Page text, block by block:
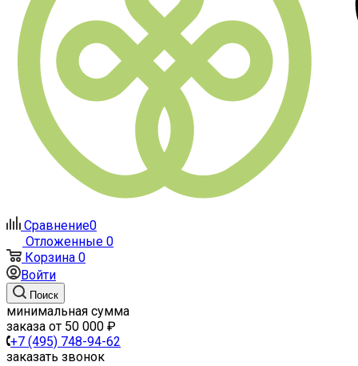
Сравнение0
Отложенные 0
Корзина 0
Войти
Поиск
минимальная сумма
заказа от 50 000 ₽
+7 (495) 748-94-62
заказать звонок